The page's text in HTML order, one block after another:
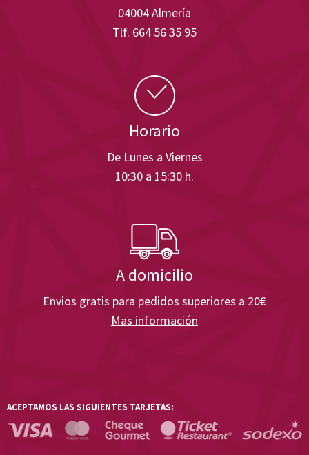
04004 Almería
Tlf. 664 56 35 95
Horario
De Lunes a Viernes
10:30 a 15:30 h.
A domicilio
Envios gratis para pedidos superiores a 20€
Mas información
ACEPTAMOS LAS SIGUIENTES TARJETAS: